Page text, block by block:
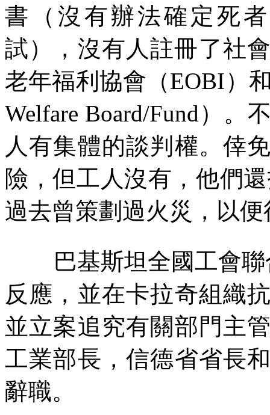
書（沒有辦法確定死
試），沒有人註冊了社
老年福利協會（EOBI）
Welfare Board/Fund ）。
人有集體的談判權。倖
險，但工人沒有，他們
過去曾策劃過火災，以
巴基斯坦全國工會
反應，並在卡拉奇組織
並立案追究有關部門主
工業部長，信德省省長
辭職。